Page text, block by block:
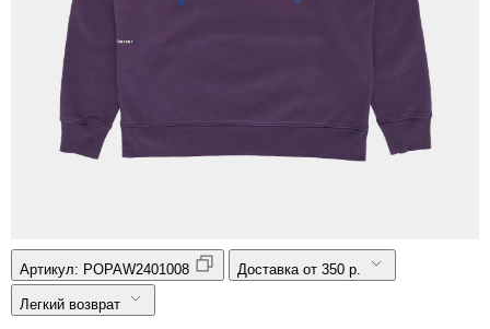
Артикул: POPAW2401008 Доставка от 350 р.
Легкий возврат